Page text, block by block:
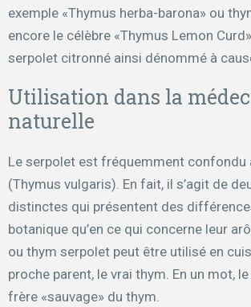
exemple «Thymus herba-barona» ou
encore le célèbre «Thymus Lemon
serpolet citronné ainsi dénommé à
Utilisation dans la
naturelle
Le serpolet est fréquemment confondu
(Thymus vulgaris). En fait, il s’agit de
distinctes qui présentent des
botanique qu’en ce qui concerne leur
ou thym serpolet peut être utilisé en
proche parent, le vrai thym. En un mot,
frère «sauvage» du thym.